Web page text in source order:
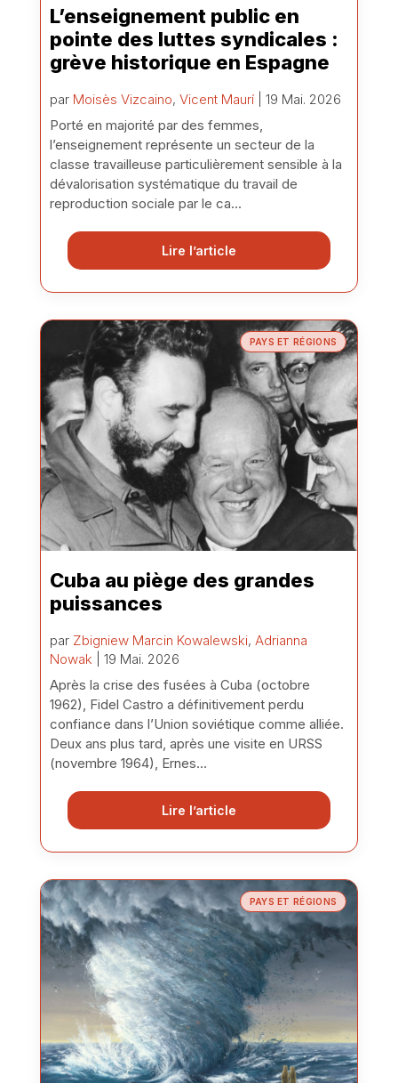
L’enseignement public en
pointe des luttes syndicales :
grève historique en Espagne
par Moisès Vizcaino, Vicent Maurí| 19 Mai. 2026
Porté en majorité par des femmes,
l’enseignement représente un secteur de la
classe travailleuse particulièrement sensible à la
dévalorisation systématique du travail de
reproduction sociale par le ca...
Lire l’article
PAYS ET RÉGIONS
Cuba au piège des grandes
puissances
par Zbigniew Marcin Kowalewski, Adrianna
Nowak | 19 Mai. 2026
Après la crise des fusées à Cuba (octobre
1962), Fidel Castro a définitivement perdu
confiance dans l’Union soviétique comme alliée.
Deux ans plus tard, après une visite en URSS
(novembre 1964), Ernes...
Lire l’article
PAYS ET RÉGIONS